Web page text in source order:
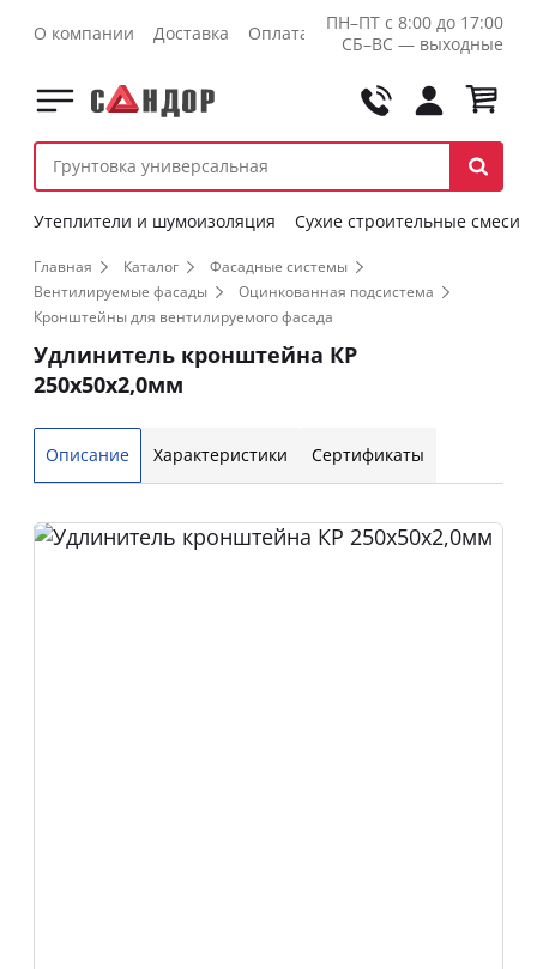
О компании Доставка Оплата Контакты Оптовикам
ПН–ПТ с 8:00 до 17:00
СБ–ВС — выходные
Утеплители и шумоизоляция Сухие строительные смеси
Главная Каталог
Фасадные системы
Вентилируемые фасады
Оцинкованная подсистема
Кронштейны для вентилируемого фасада
Удлинитель кронштейна КР
250х50х2,0мм
Описание Характеристики Сертификаты